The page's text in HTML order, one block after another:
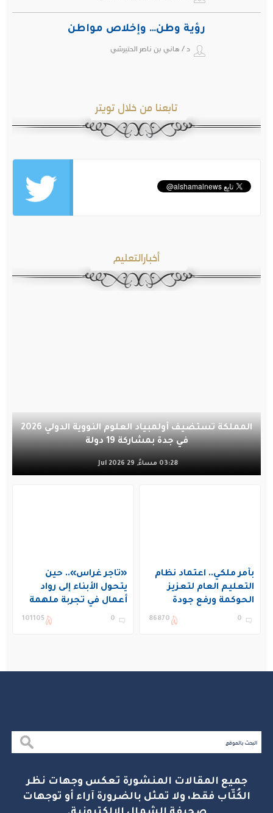
رؤية وطن… وإخلاص مواطن
د / هاني بن ناصر الحتيرشي
تابعنا من خلال تويتر
أخبارالتعليم
المملكة تستضيف أولمبياد العلوم النووية الدولي 2026
في جدة بمشاركة 19 دولة
03:28 مساءً, 29 Jul 2026
بأمر ملكي.. اعتماد نظام
التعليم العام لتعزيز
الحوكمة ورفع جودة
التعليم في المملكة
0
86870
«تاجر غراس».. حين
يتحول الأبناء إلى رواد
أعمال في تجربة ملهمة
بنادي غراس الصيفي
0
101105
جميع المقالات المنشورة تعكس وجهات نظر
الكُتّاب فقط، ولا تمثل بالضرورة آراء أو توجهات